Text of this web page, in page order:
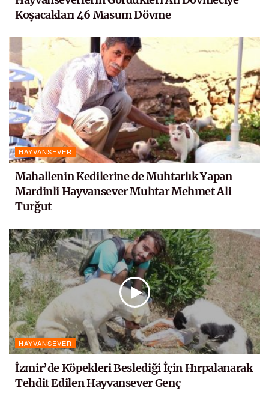
Koşacakları 46 Masum Dövme
HAYVANSEVER
Mahallenin Kedilerine de Muhtarlık Yapan
Mardinli Hayvansever Muhtar Mehmet Ali
Turğut
HAYVANSEVER
İzmir’de Köpekleri Beslediği İçin Hırpalanarak
Tehdit Edilen Hayvansever Genç